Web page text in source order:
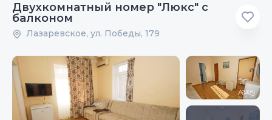
Двухкомнатный номер "Люкс" с
балконом
Лазаревское, ул. Победы, 179